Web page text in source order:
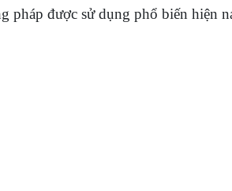
pháp được sử dụng phổ biến hiện